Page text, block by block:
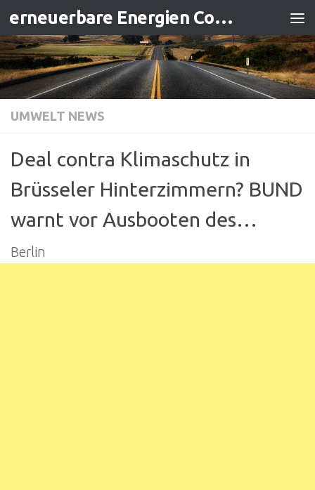
Zum Inhalt springen erneuerbare Energien Contracting
UMWELT NEWS
Deal contra Klimaschutz in
Brüsseler Hinterzimmern? BUND
warnt vor Ausbooten des…
Berlin